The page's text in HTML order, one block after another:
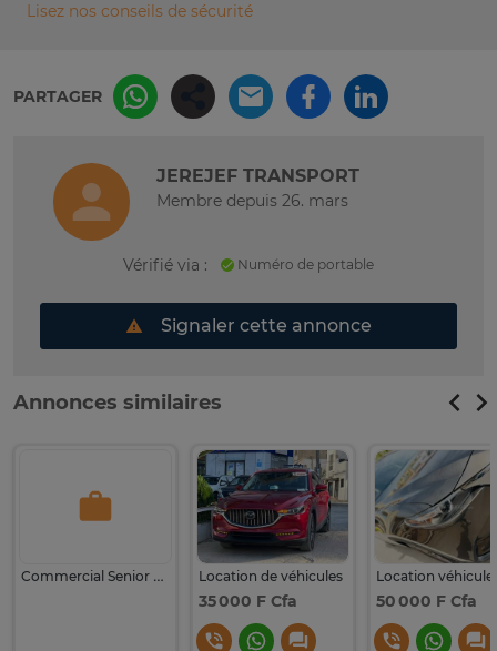
Lisez nos conseils de sécurité
PARTAGER
JEREJEF TRANSPORT
Membre depuis 26. mars
Vérifié via : Numéro de portable
Signaler cette annonce
Annonces similaires
Commercial Senior Véhicules Neufs Location de véhicules
35 000 F Cfa 50 000 F Cfa